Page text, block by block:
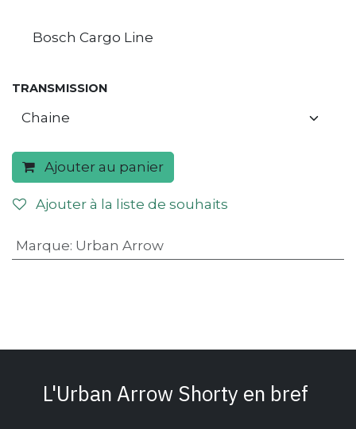
Bosch Cargo Line
TRANSMISSION
Ajouter au panier
Ajouter à la liste de souhaits
Marque: Urban Arrow
L'Urban Arrow Shorty en bref